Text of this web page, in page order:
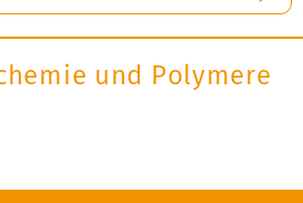
und Polymere